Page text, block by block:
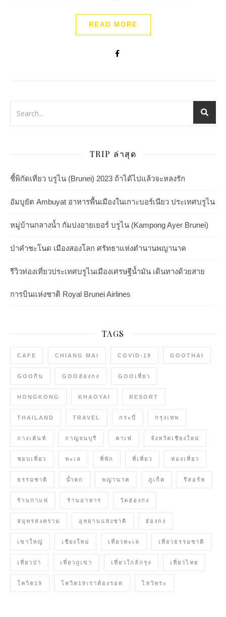
READ MORE
TRIP ล่าสุด
ชี้พิกัดเที่ยว บรูไน (Brunei) 2023 ถ้าได้ไปแล้วจะหลงรัก
อัมบูยัต Ambuyat อาหารพื้นเมืองในเกาะบอร์เนียว ประเทศบรูไน
หมู่บ้านกลางน้ำ กัมปงอายเยอร์ บรูไน (Kampong Ayer Brunei)
ป่าคำชะโนด เมืองสองโลก ศรัทธาแห่งตำนานพญานาค
รีวิวท่องเที่ยวประเทศบรูไนเมืองเศรษฐีน้ำมัน เดินทางด้วยสาย
การบินแห่งชาติ Royal Brunei Airlines
TAGS
CAFE CHIANG MAI COVID-19 GOOTHAI
GOOกิน GOOฮ่องกง GOOเที่ยว
HONGKONG KHAOYAI RESORT
THAILAND TRAVEL กระบี่ กรุงเทพ
กางเต้นท์ กาญจนบุรี คาเฟ่ จังหวัดเชียงใหม่
ชอบเที่ยว ทะเล ที่พัก ที่เที่ยว ท่องเที่ยว
ธรรมชาติ น้ำตก พญานาค ภูเก็ต รีสอร์ท
ร้านกาแฟ ร้านอาหาร วัดฮ่องกง
สมุทรสงคราม อุทยานแห่งชาติ ฮ่องกง
เขาใหญ่ เชียงใหม่ เที่ยวทะเล เที่ยวธรรมชาติ
เที่ยวป่า เที่ยวภูเขา เที่ยวใกล้กรุง เที่ยวไทย
โควิด19 โควิด19เราต้องรอด ไหว้พระ